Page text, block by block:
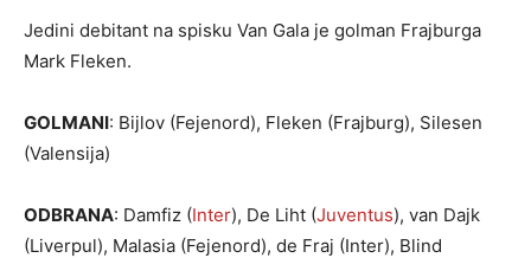
Jedini debitant na spisku Van Gala je golman Frajburga
Mark Fleken.
GOLMANI: Bijlov (Fejenord), Fleken (Frajburg), Silesen
(Valensija)
ODBRANA: Damfiz (Inter), De Liht (Juventus), van Dajk
(Liverpul), Malasia (Fejenord), de Fraj (Inter), Blind